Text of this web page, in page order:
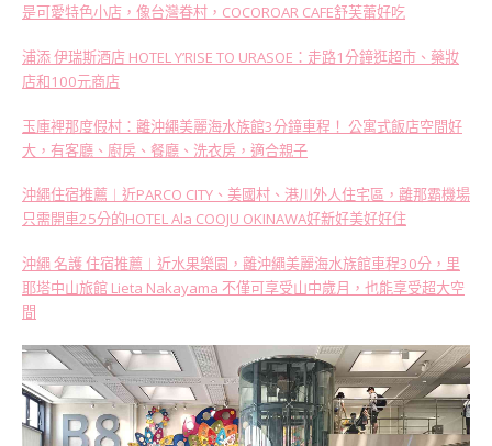
是可愛特色小店，像台灣眷村，COCOROAR CAFE舒芙蕾好吃
浦添 伊瑞斯酒店 HOTEL Y’RISE TO URASOE：走路1分鐘逛超市、藥妝
店和100元商店
玉庫裡那度假村：離沖繩美麗海水族館3分鐘車程！ 公寓式飯店空間好
大，有客廳、廚房、餐廳、洗衣房，適合親子
沖繩住宿推薦︱近PARCO CITY、美國村、港川外人住宅區，離那霸機場
只需開車25分的HOTEL Ala COOJU OKINAWA好新好美好好住
沖繩 名護 住宿推薦︱近水果樂園，離沖繩美麗海水族館車程30分，里
耶塔中山旅館 Lieta Nakayama 不僅可享受山中歲月，也能享受超大空
間